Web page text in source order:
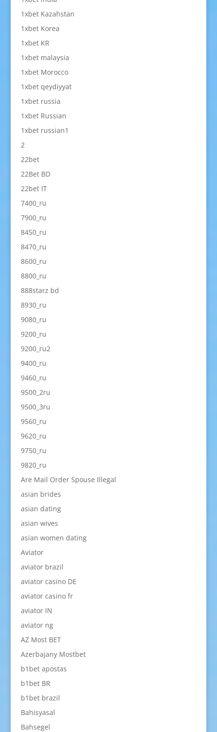
1xbet Kazahstan
1xbet Korea
1xbet KR
1xbet malaysia
1xbet Morocco
1xbet qeydiyyat
1xbet russia
1xbet Russian
1xbet russian1
2
22bet
22Bet BD
22bet IT
7400_ru
7900_ru
8450_ru
8470_ru
8600_ru
8800_ru
888starz bd
8930_ru
9080_ru
9200_ru
9200_ru2
9400_ru
9460_ru
9500_2ru
9500_3ru
9560_ru
9620_ru
9750_ru
9820_ru
Are Mail Order Spouse Illegal
asian brides
asian dating
asian wives
asian women dating
Aviator
aviator brazil
aviator casino DE
aviator casino fr
aviator IN
aviator ng
AZ Most BET
Azerbajany Mostbet
b1bet apostas
b1bet BR
b1bet brazil
Bahisyasal
Bahsegel